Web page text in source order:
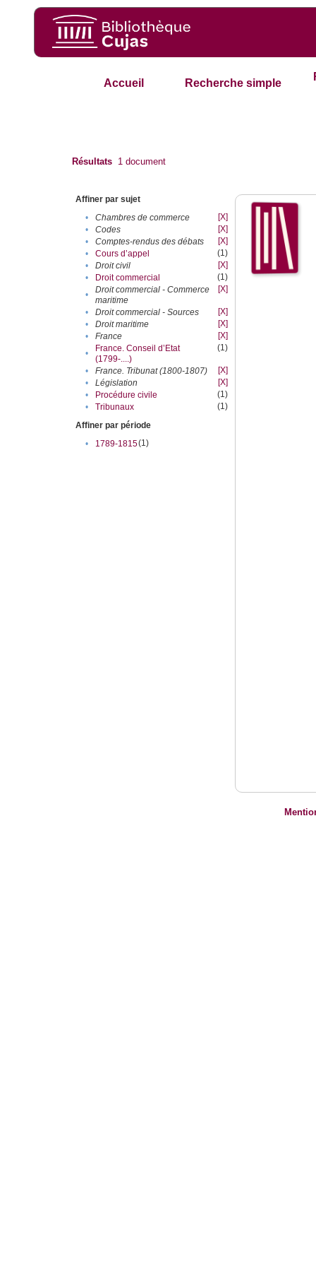
Accueil Recherche simple
Résultats 1 document
Affiner par sujet
•
Chambres de commerce
[X]
•
Codes
[X]
•
Comptes-rendus des débats
[X]
•
Cours d’appel
(1)
•
Droit civil
[X]
•
Droit commercial
(1)
•
Droit commercial - Commerce
maritime
[X]
• Droit commercial - Sources
[X]
•
Droit maritime
[X]
•
France
[X]
•
France. Conseil d’Etat
(1799-....)
(1)
• France. Tribunat (1800-1807)
[X]
•
Législation
[X]
•
Procédure civile
(1)
•
Tribunaux
(1)
Affiner par période
•
1789-1815(1)